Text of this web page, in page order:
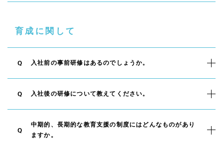
育成に関して
Q 入社前の事前研修はあるのでしょうか。
Q 入社後の研修について教えてください。
Q
中期的、長期的な教育支援の制度にはどんなものがあり
ますか。